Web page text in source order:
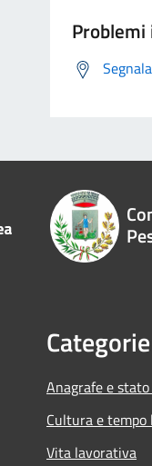
Anagrafe e
Cultura e tempo
Vita lavorativa